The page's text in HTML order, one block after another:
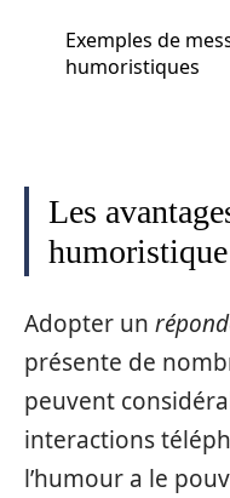
Exemples de
humoristiques
Les
humoristique
Adopter un
présente de
peuvent
interactions
l’humour a le